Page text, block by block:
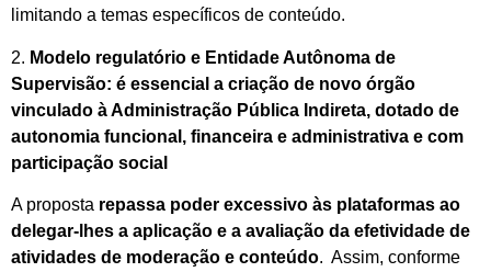
limitando a temas específicos de conteúdo.
2. Modelo regulatório e Entidade Autônoma de
Supervisão: é essencial a criação de novo órgão
vinculado à Administração Pública Indireta, dotado de
autonomia funcional, financeira e administrativa e com
participação social
A proposta repassa poder excessivo às plataformas ao
delegar-lhes a aplicação e a avaliação da efetividade de
atividades de moderação e conteúdo. Assim, conforme